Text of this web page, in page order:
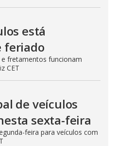
está
feriado
fretamentos funcionam
CET
de veículos
sexta-feira
feira para veículos com